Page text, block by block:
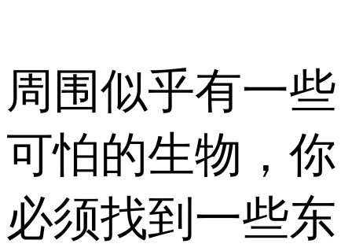
周围似乎有一些
可怕的生物，你
必须找到一些东